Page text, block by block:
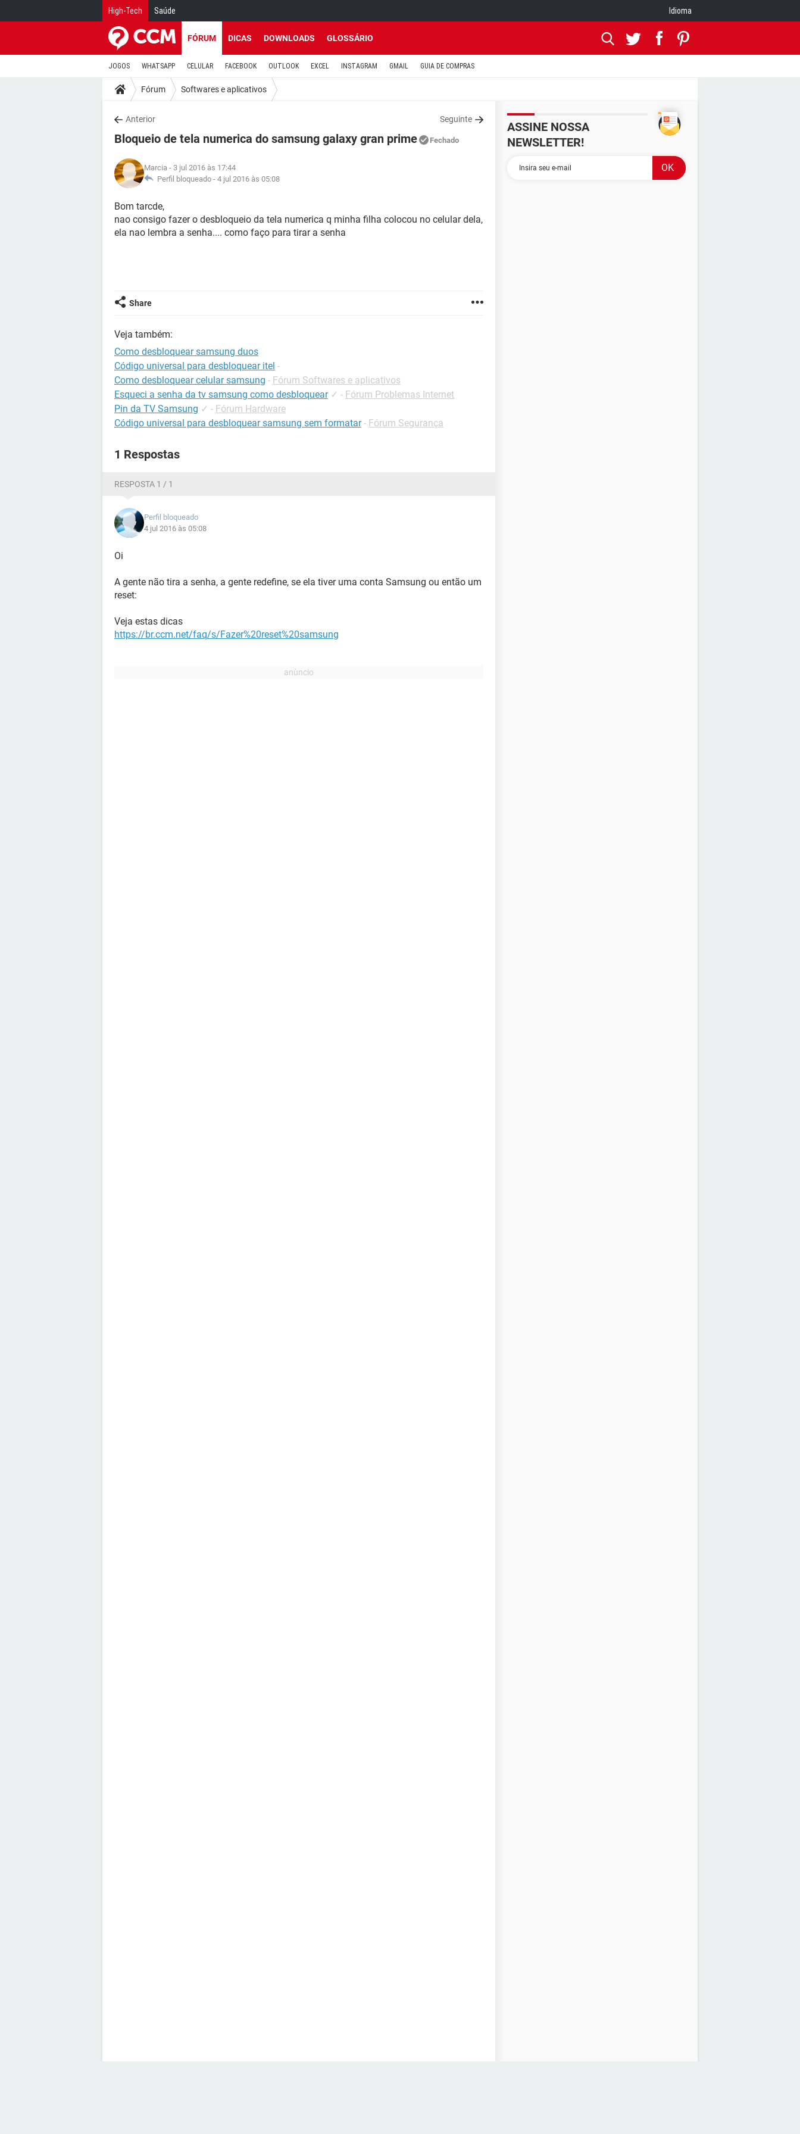
High-Tech Saúde Idioma
FÓRUM DICAS DOWNLOADS GLOSSÁRIO
JOGOS WHATSAPP CELULAR FACEBOOK OUTLOOK EXCEL INSTAGRAM GMAIL GUIA DE COMPRAS
Fórum Softwares e aplicativos
Anterior Seguinte
Bloqueio de tela numerica do samsung galaxy gran prime Fechado
Marcia - 3 jul 2016 às 17:44
Perfil bloqueado - 4 jul 2016 às 05:08
Bom tarcde,
nao consigo fazer o desbloqueio da tela numerica q minha filha colocou no celular dela,
ela nao lembra a senha.... como faço para tirar a senha
Share
Veja também:
Como desbloquear samsung duos
Código universal para desbloquear itel -
Como desbloquear celular samsung - Fórum Softwares e aplicativos
Esqueci a senha da tv samsung como desbloquear ✓ - Fórum Problemas Internet
Pin da TV Samsung ✓ - Fórum Hardware
Código universal para desbloquear samsung sem formatar - Fórum Segurança
1 Respostas
RESPOSTA 1 / 1
Perfil bloqueado
4 jul 2016 às 05:08
Oi
A gente não tira a senha, a gente redefine, se ela tiver uma conta Samsung ou então um
reset:
Veja estas dicas
https://br.ccm.net/faq/s/Fazer%20reset%20samsung
ASSINE NOSSA
NEWSLETTER!